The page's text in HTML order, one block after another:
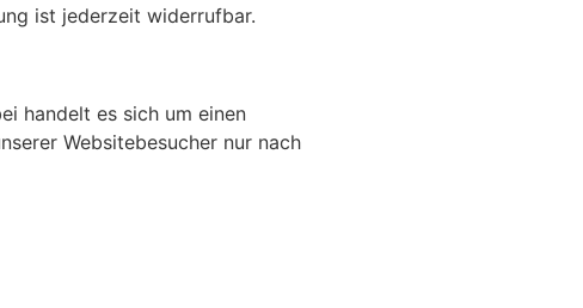
ist jederzeit widerrufbar.
handelt es sich um einen
Websitebesucher nur nach